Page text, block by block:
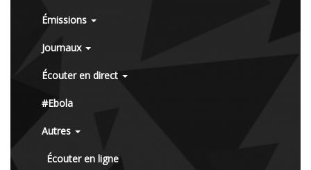
Émissions
Journaux
Écouter en direct
#Ebola
Autres
Écouter en ligne